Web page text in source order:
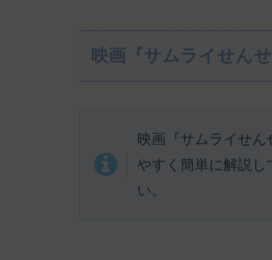
映画『サムライせん
映画『サムライせん
やすく簡単に解説し
い。